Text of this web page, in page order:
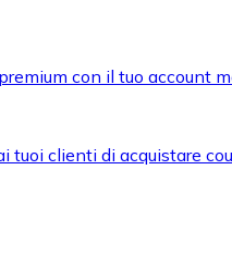
con il tuo account
clienti di acquistare